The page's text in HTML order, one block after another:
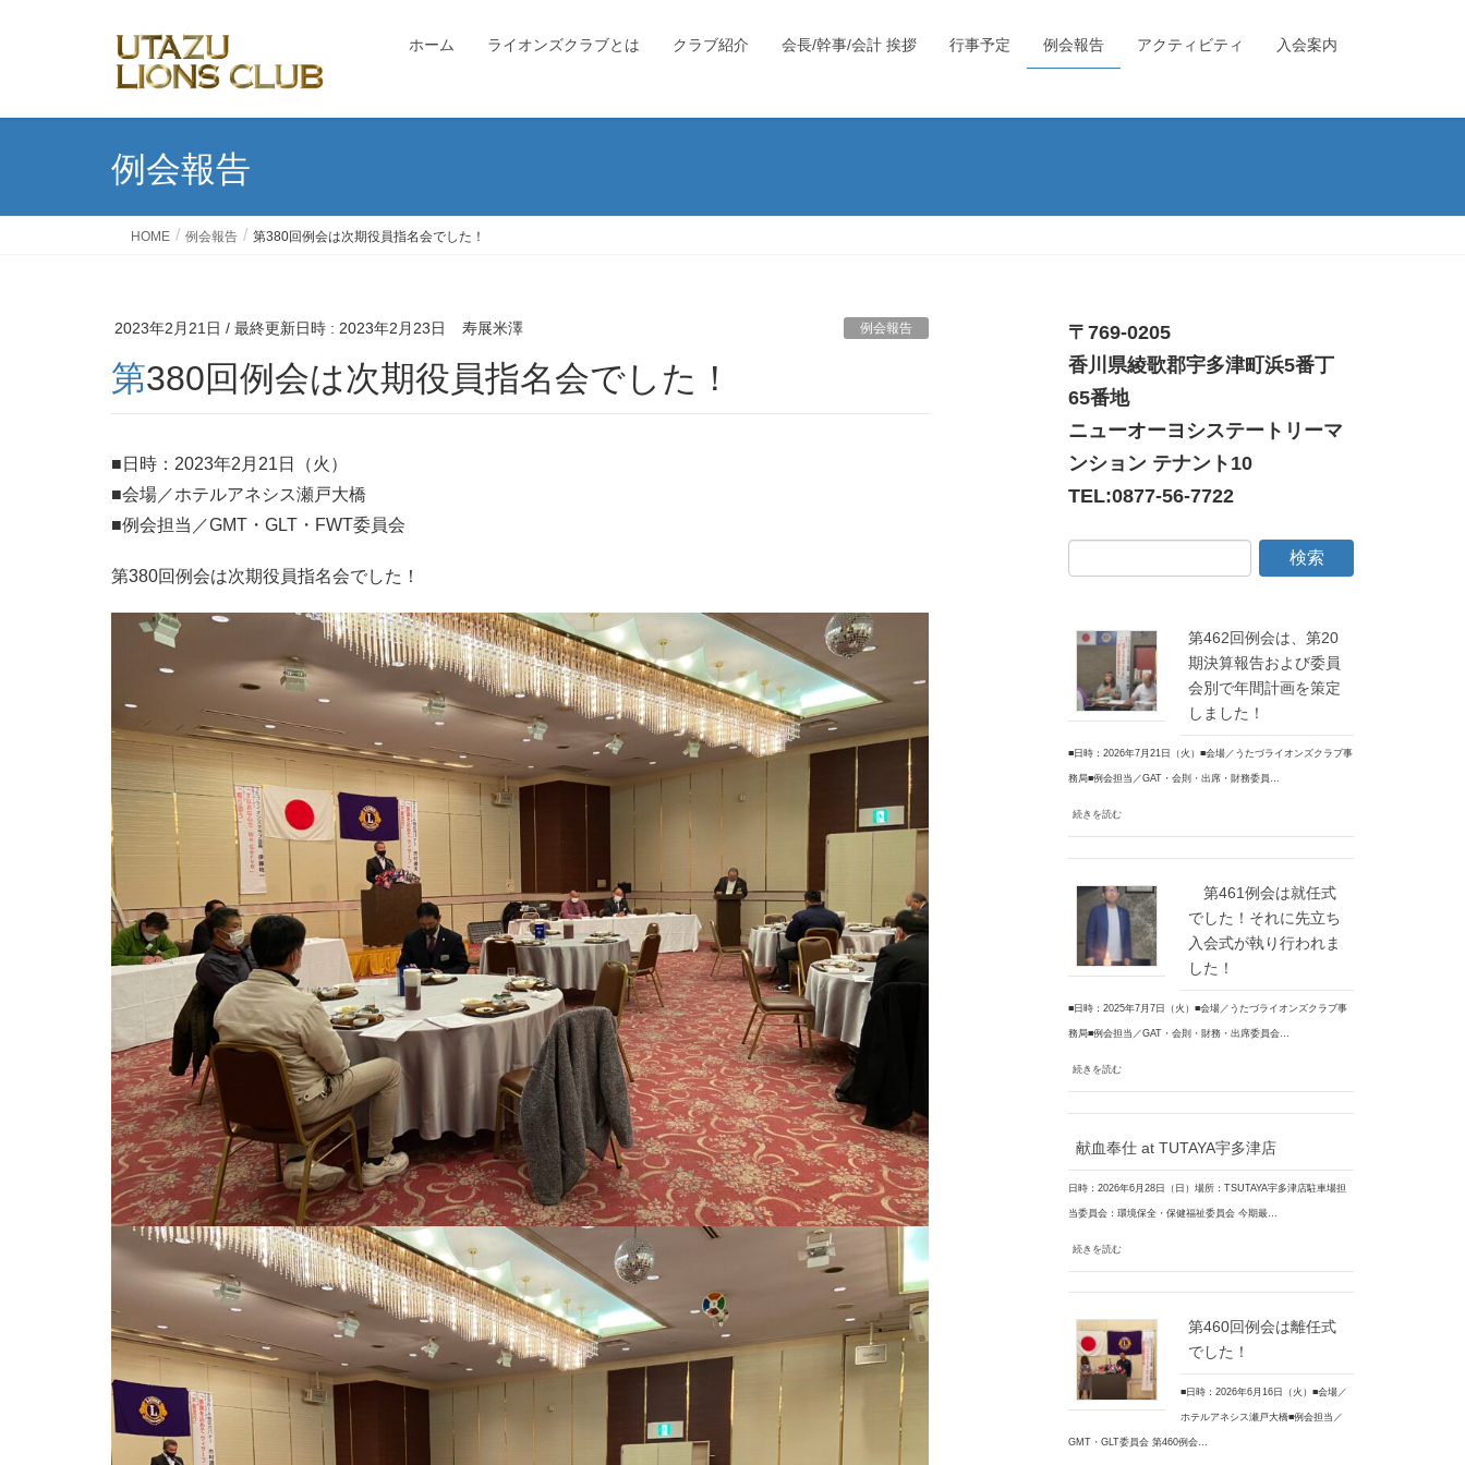
ホーム ライオンズクラブとは クラブ紹介 会長/幹事/会計 挨拶 行事予定 例会報告 アクティビティ 入会案内
例会報告
HOME 例会報告 第380回例会は次期役員指名会でした！
2023年2月21日 / 最終更新日時 : 2023年2月23日 寿展米澤 例会報告
第380回例会は次期役員指名会でした！
■日時：2023年2月21日（火）
■会場／ホテルアネシス瀬戸大橋
■例会担当／GMT・GLT・FWT委員会
第380回例会は次期役員指名会でした！
〒769-0205
香川県綾歌郡宇多津町浜5番丁
65番地
ニューオーヨシステートリーマ
ンション テナント10
TEL:0877-56-7722
第462回例会は、第20
期決算報告および委員
会別で年間計画を策定
しました！
■日時：2026年7月21日（火）■会場／うたづライオンズクラブ事
務局■例会担当／GAT・会則・出席・財務委員…
続きを読む
第461例会は就任式
でした！それに先立ち
入会式が執り行われま
した！
■日時：2025年7月7日（火）■会場／うたづライオンズクラブ事
務局■例会担当／GAT・会則・財務・出席委員会…
続きを読む
献血奉仕 at TUTAYA宇多津店
日時：2026年6月28日（日）場所：TSUTAYA宇多津店駐車場担
当委員会：環境保全・保健福祉委員会 今期最…
続きを読む
第460回例会は離任式
でした！
■日時：2026年6月16日（火）■会場／
ホテルアネシス瀬戸大橋■例会担当／
GMT・GLT委員会 第460例会…